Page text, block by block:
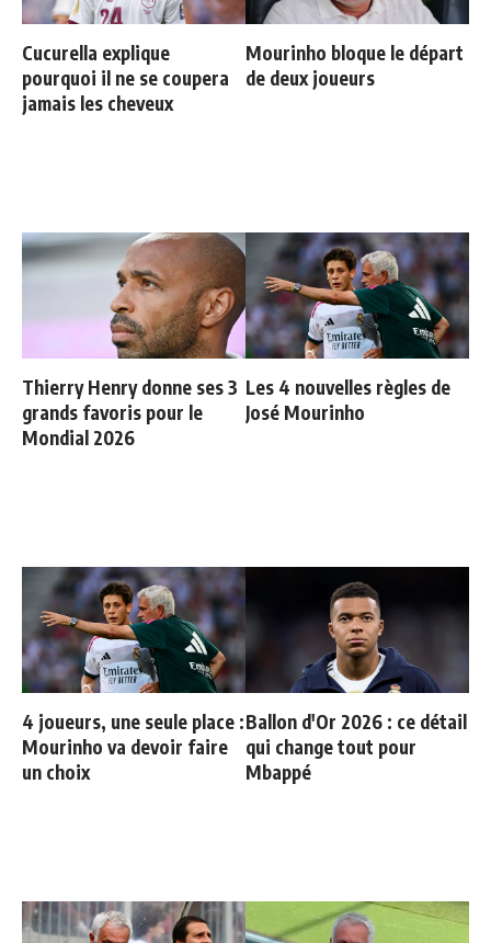
Cucurella explique
pourquoi il ne se coupera
jamais les cheveux
Mourinho bloque le départ
de deux joueurs
Thierry Henry donne ses 3
grands favoris pour le
Mondial 2026
Les 4 nouvelles règles de
José Mourinho
4 joueurs, une seule place :
Mourinho va devoir faire
un choix
Ballon d'Or 2026 : ce détail
qui change tout pour
Mbappé